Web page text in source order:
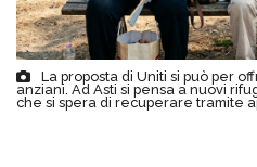
La proposta di Uniti si può per
anziani. Ad Asti si pensa a nuovi
che si spera di recuperare tramite